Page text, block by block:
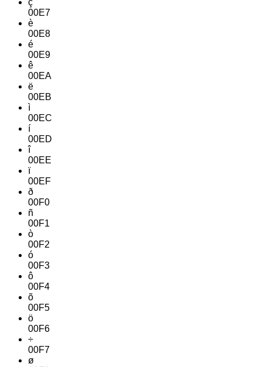
00E7
è
00E8
é
00E9
ê
00EA
ë
00EB
ì
00EC
í
00ED
î
00EE
ï
00EF
ð
00F0
ñ
00F1
ò
00F2
ó
00F3
ô
00F4
õ
00F5
ö
00F6
÷
00F7
ø